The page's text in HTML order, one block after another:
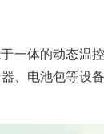
一体的动态温
、电池包等设